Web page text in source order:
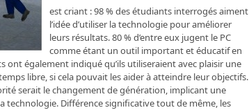
est criant : 98 % des étudiants interrogés aiment
l’idée d’utiliser la technologie pour améliorer
leurs résultats. 80 % d’entre eux jugent le PC
comme étant un outil important et éducatif en
ont également indiqué qu’ils utiliseraient avec plaisir une
libre, si cela pouvait les aider à atteindre leur objectifs.
serait le changement de génération, implicant une
technologie. Différence significative tout de même, les